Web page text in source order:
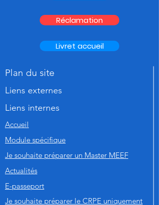
Réclamation
Livret accueil
Plan du site
Liens externes
Liens internes
Accueil
Module spécifique
Je souhaite préparer un Master MEEF
Actualités
E-passeport
Je souhaite préparer le CRPE uniquement